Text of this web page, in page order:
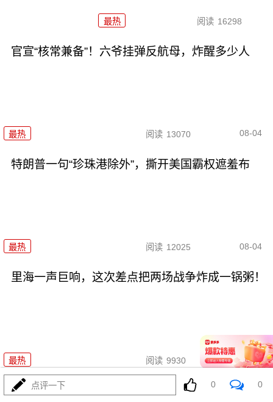
最热 阅读 16298
官宣“核常兼备”！六爷挂弹反航母，炸醒多少人
最热 阅读 13070 08-04
特朗普一句“珍珠港除外”，撕开美国霸权遮羞布
最热 阅读 12025 08-04
里海一声巨响，这次差点把两场战争炸成一锅粥！
最热 阅读 9930 08-05
731！特高课还魂！高市早苗两把火烧穿日本国运
点评一下 0 0